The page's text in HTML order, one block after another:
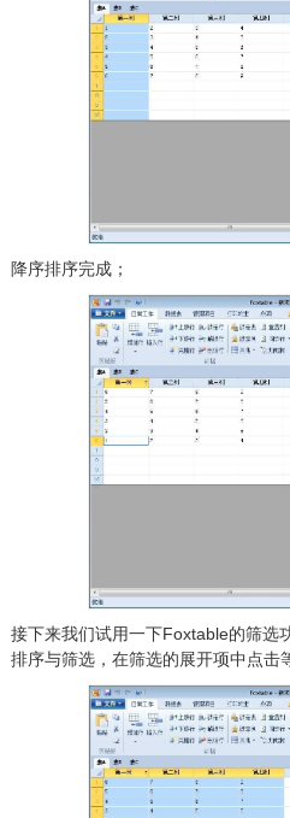
降序排序完成；
接下来我们试用一下Foxtable的筛选
排序与筛选，在筛选的展开项中点击